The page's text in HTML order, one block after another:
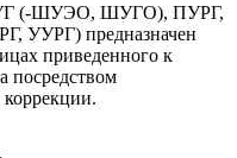
(-ШУЭО, ШУГО), ПУРГ,
УУРГ) предназначен
приведенного к
посредством
коррекции.